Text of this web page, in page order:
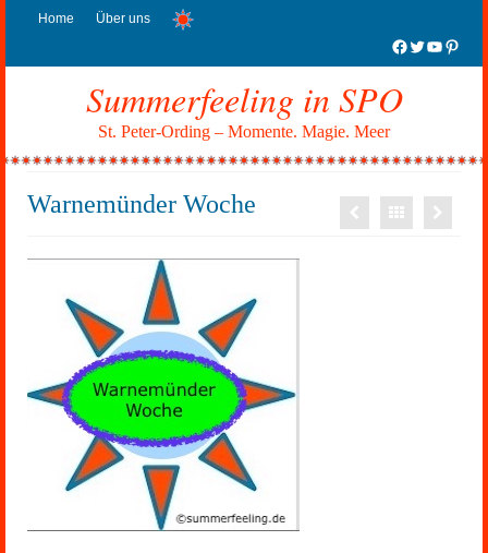
Home Über uns
Facebook
Twitter
Summerfeeling in SPO
St. Peter-Ording – Momente. Magie. Meer
Warnemünder Woche